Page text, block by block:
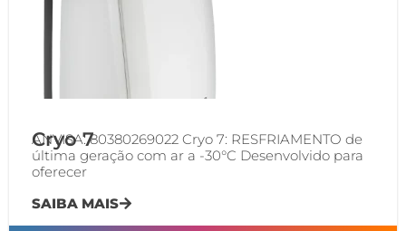
Cryo 7
ANVISA: 80380269022 Cryo 7: RESFRIAMENTO de
última geração com ar a -30°C Desenvolvido para
oferecer
SAIBA MAIS